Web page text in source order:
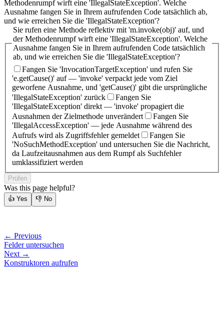
Methodenrumpf wirft eine 'IllegalStateException'. Welche
Ausnahme fangen Sie in Ihrem aufrufenden Code tatsächlich ab,
und wie erreichen Sie die 'IllegalStateException'?
Sie rufen eine Methode reflektiv mit 'm.invoke(obj)' auf, und
der Methodenrumpf wirft eine 'IllegalStateException'. Welche
Ausnahme fangen Sie in Ihrem aufrufenden Code tatsächlich
ab, und wie erreichen Sie die 'IllegalStateException'?
Fangen Sie 'InvocationTargetException' und rufen Sie
'e.getCause()' auf — 'invoke' verpackt jede vom Ziel
geworfene Ausnahme, und 'getCause()' gibt die ursprüngliche
'IllegalStateException' zurück
Fangen Sie
'IllegalStateException' direkt — 'invoke' propagiert die
Ausnahmen der Zielmethode unverändert
Fangen Sie
'IllegalAccessException' — jede Ausnahme während des
Aufrufs wird als Zugriffsfehler gemeldet
Fangen Sie
'NoSuchMethodException' und untersuchen Sie die Nachricht,
da Laufzeitausnahmen aus dem Rumpf als Suchfehler
umklassifiziert werden
Prüfen
Was this page helpful?
👍 Yes 👎 No
← Previous
Felder untersuchen
Next →
Konstruktoren aufrufen